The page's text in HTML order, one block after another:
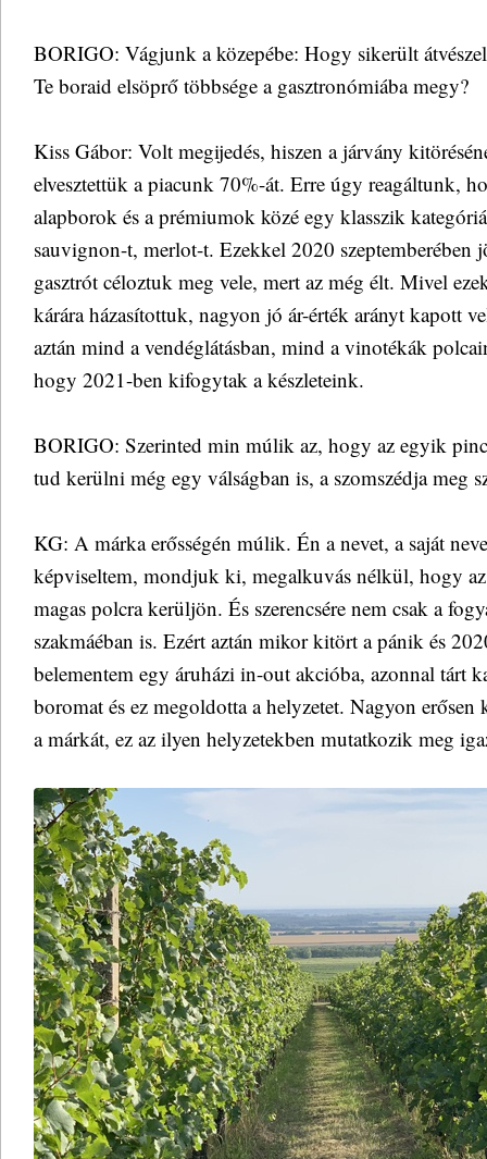
BORIGO: Vágjunk a közepébe: Hogy sikerült
Te boraid elsöprő többsége a gasztronómiába megy?
Kiss Gábor: Volt megijedés, hiszen a járvány
elvesztettük a piacunk 70%-át. Erre úgy reagáltunk,
alapborok és a prémiumok közé egy klasszik
sauvignon-t, merlot-t. Ezekkel 2020 szeptemberében
gasztrót céloztuk meg vele, mert az még élt. Mivel
kárára házasítottuk, nagyon jó ár-érték arányt kapott
aztán mind a vendéglátásban, mind a vinotékák
hogy 2021-ben kifogytak a készleteink.
BORIGO: Szerinted min múlik az, hogy az egyik
tud kerülni még egy válságban is, a szomszédja meg
KG: A márka erősségén múlik. Én a nevet, a saját
képviseltem, mondjuk ki, megalkuvás nélkül, hogy
magas polcra kerüljön. És szerencsére nem csak a
szakmáéban is. Ezért aztán mikor kitört a pánik és
belementem egy áruházi in-out akcióba, azonnal tárt
boromat és ez megoldotta a helyzetet. Nagyon
a márkát, ez az ilyen helyzetekben mutatkozik meg